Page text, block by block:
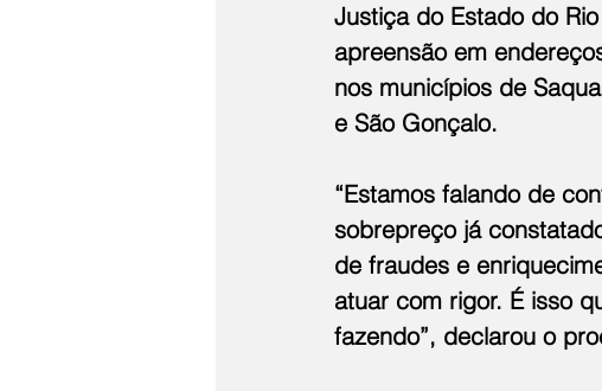
Justiça do Estado do
apreensão em
nos municípios de
e São Gonçalo.
“Estamos falando de
sobrepreço já
de fraudes e
atuar com rigor. É isso
fazendo”, declarou o